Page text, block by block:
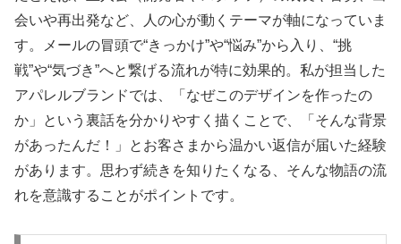
会いや再出発など、人の心が動くテーマが軸になっていま
す。メールの冒頭で“きっかけ”や“悩み”から入り、“挑
戦”や“気づき”へと繋げる流れが特に効果的。私が担当した
アパレルブランドでは、「なぜこのデザインを作ったの
か」という裏話を分かりやすく描くことで、「そんな背景
があったんだ！」とお客さまから温かい返信が届いた経験
があります。思わず続きを知りたくなる、そんな物語の流
れを意識することがポイントです。